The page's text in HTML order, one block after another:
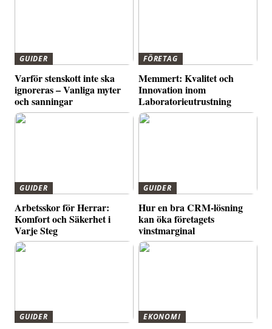
GUIDER
Varför stenskott inte ska
ignoreras – Vanliga myter
och sanningar
FÖRETAG
Memmert: Kvalitet och
Innovation inom
Laboratorieutrustning
GUIDER
Arbetsskor för Herrar:
Komfort och Säkerhet i
Varje Steg
GUIDER
Hur en bra CRM-lösning
kan öka företagets
vinstmarginal
GUIDER EKONOMI